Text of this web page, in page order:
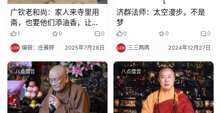
教
艺
术
策
法
规
广钦老和尚：家人来寺里用
斋，也要他们添油香，让他
们有正确观念
1 0 0
编辑：庄雅婷 2025年7月28日
济群法师：太空漫步，不是
梦
0 0 0
三三两两 2024年12月27日
八点僧音 八点僧音